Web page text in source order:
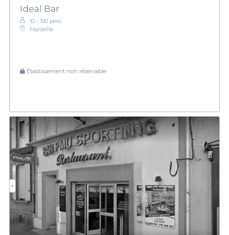
Ideal Bar
10 - 100 pers.
Marseille
Établissement non réservable